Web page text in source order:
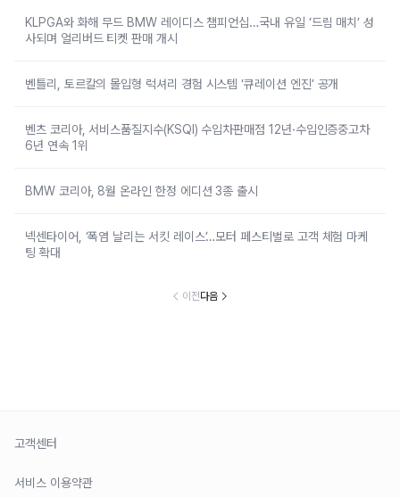
KLPGA와 화해 무드 BMW 레이디스 챔피언십…국내 유일 ‘드림 매치’ 성
사되며 얼리버드 티켓 판매 개시
벤틀리, 토르칼의 몰입형 럭셔리 경험 시스템 ‘큐레이션 엔진’ 공개
벤츠 코리아, 서비스품질지수(KSQI) 수입차판매점 12년·수입인증중고차
6년 연속 1위
BMW 코리아, 8월 온라인 한정 에디션 3종 출시
넥센타이어, ‘폭염 날리는 서킷 레이스’…모터 페스티벌로 고객 체험 마케
팅 확대
이전다음
고객센터
서비스 이용약관